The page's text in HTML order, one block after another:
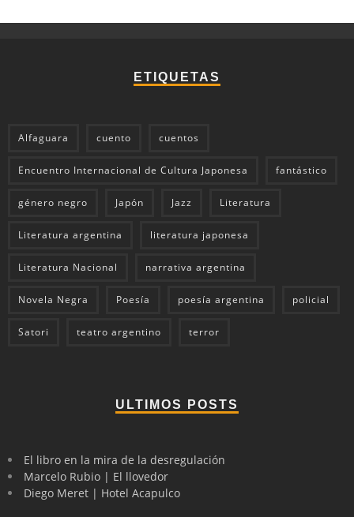
ETIQUETAS
Alfaguara cuento cuentos
Encuentro Internacional de Cultura Japonesa fantástico
género negro Japón Jazz Literatura
Literatura argentina literatura japonesa
Literatura Nacional narrativa argentina
Novela Negra Poesía poesía argentina policial
Satori teatro argentino terror
ULTIMOS POSTS
El libro en la mira de la desregulación
Marcelo Rubio | El llovedor
Diego Meret | Hotel Acapulco